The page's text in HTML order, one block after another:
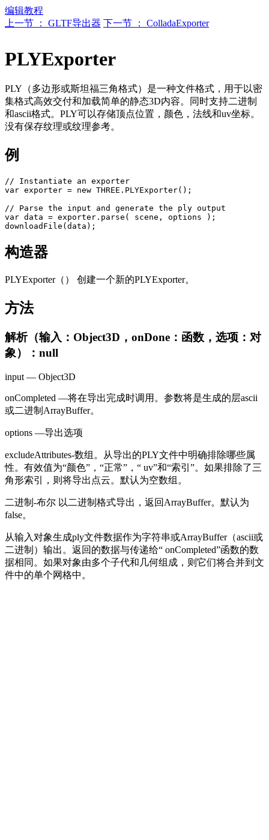
编辑教程
上一节 ： GLTF导出器 下一节 ： ColladaExporter
PLYExporter
PLY（多边形或斯坦福三角格式）是一种文件格式，用于以密
集格式高效交付和加载简单的静态3D内容。同时支持二进制
和ascii格式。PLY可以存储顶点位置，颜色，法线和uv坐标。
没有保存纹理或纹理参考。
例
// Instantiate an exporter
var exporter = new THREE.PLYExporter();
// Parse the input and generate the ply output
var data = exporter.parse( scene, options );
构造器
PLYExporter（） 创建一个新的PLYExporter。
方法
解析（输入：Object3D，onDone：函数，选项：对
象）：null
input — Object3D
onCompleted —将在导出完成时调用。参数将是生成的层ascii
或二进制ArrayBuffer。
options —导出选项
excludeAttributes-数组。从导出的PLY文件中明确排除哪些属
性。有效值为“颜色”，“正常”，“ uv”和“索引”。如果排除了三
角形索引，则将导出点云。默认为空数组。
二进制-布尔 以二进制格式导出，返回ArrayBuffer。默认为
false。
从输入对象生成ply文件数据作为字符串或ArrayBuffer（ascii或
二进制）输出。返回的数据与传递给“ onCompleted”函数的数
据相同。如果对象由多个子代和几何组成，则它们将合并到文
件中的单个网格中。